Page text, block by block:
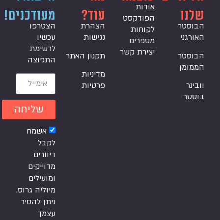
שלנו
הבוסטר
האורגני
הבוסטר
הממומן
וובינר
בוסטר
אודות
הפודקסט
לקוחות
מספרים
יצירת קשר
עוד?
הצהרת
נגישות
תקנון האתר
מדיניות
פרטיות
מעודכנים!
הצטרפו
עכשיו
לרשימת
התפוצה
אשמח
לקבל
דיוורים
מדוייקים
ומועילים
מיוליה גרוס.
ניתן להסיר
עצמך
שליחה